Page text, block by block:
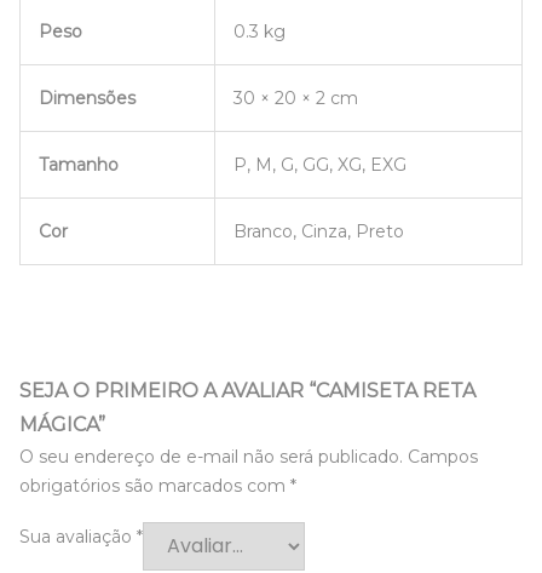
Peso 0.3 kg
Dimensões 30 × 20 × 2 cm
Tamanho P, M, G, GG, XG, EXG
Cor Branco, Cinza, Preto
SEJA O PRIMEIRO A AVALIAR “CAMISETA RETA
MÁGICA”
O seu endereço de e-mail não será publicado. Campos
obrigatórios são marcados com *
Sua avaliação *